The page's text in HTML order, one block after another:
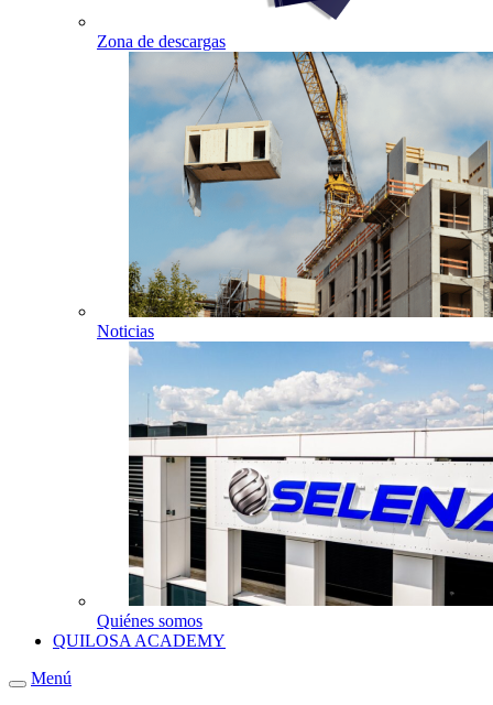
Zona de descargas
Noticias
Quiénes somos
QUILOSA ACADEMY
Menú